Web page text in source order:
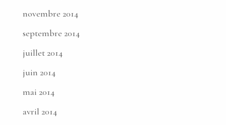
novembre 2014
septembre 2014
juillet 2014
juin 2014
mai 2014
avril 2014